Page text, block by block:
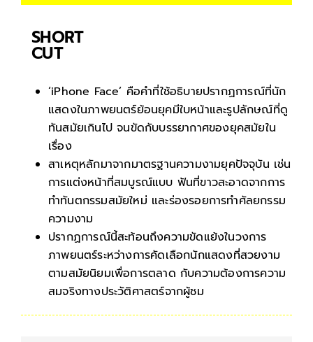
SHORT
CUT
‘iPhone Face’ คือคำที่ใช้อธิบายปรากฏการณ์ที่นัก
แสดงในภาพยนตร์ย้อนยุคมีใบหน้าและรูปลักษณ์ที่ดู
ทันสมัยเกินไป จนขัดกับบรรยากาศของยุคสมัยใน
เรื่อง
สาเหตุหลักมาจากมาตรฐานความงามยุคปัจจุบัน เช่น
การแต่งหน้าที่สมบูรณ์แบบ ฟันที่ขาวสะอาดจากการ
ทำทันตกรรมสมัยใหม่ และร่องรอยการทำศัลยกรรม
ความงาม
ปรากฏการณ์นี้สะท้อนถึงความขัดแย้งในวงการ
ภาพยนตร์ระหว่างการคัดเลือกนักแสดงที่สวยงาม
ตามสมัยนิยมเพื่อการตลาด กับความต้องการความ
สมจริงทางประวัติศาสตร์จากผู้ชม